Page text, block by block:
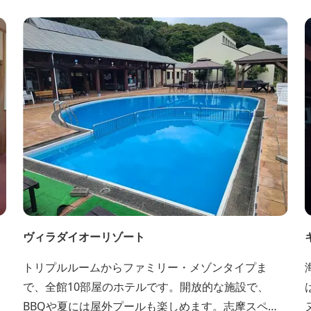
ヴィラダイオーリゾート
トリプルルームからファミリー・メゾンタイプま
で、全館10部屋のホテルです。開放的な施設で、
BBQや夏には屋外プールも楽しめます。志摩スペイ